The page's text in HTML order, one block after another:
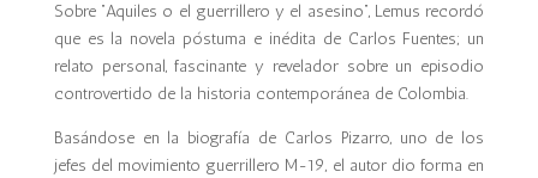
Sobre “Aquiles o el guerrillero y el asesino”, Lemus recordó
que es la novela póstuma e inédita de Carlos Fuentes; un
relato personal, fascinante y revelador sobre un episodio
controvertido de la historia contemporánea de Colombia.
Basándose en la biografía de Carlos Pizarro, uno de los
jefes del movimiento guerrillero M-19, el autor dio forma en